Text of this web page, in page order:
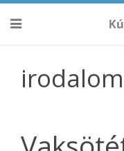
irodalom